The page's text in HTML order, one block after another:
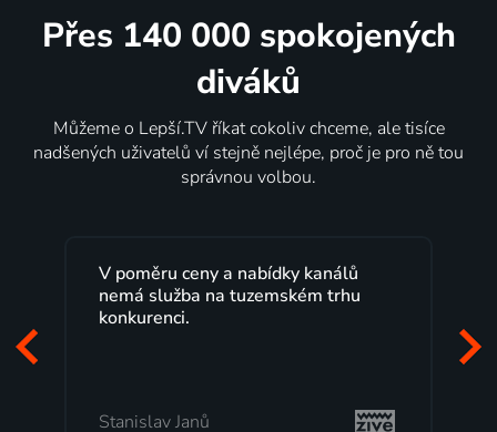
Přes 140 000 spokojených
diváků
Můžeme o Lepší.TV říkat cokoliv chceme, ale tisíce
nadšených uživatelů ví stejně nejlépe, proč je pro ně tou
správnou volbou.
Lepší.TV sleduji už několik let s
maximální spokojeností. Velký výběr
programů a nemuset běžet k TV na
Milada Tomešová